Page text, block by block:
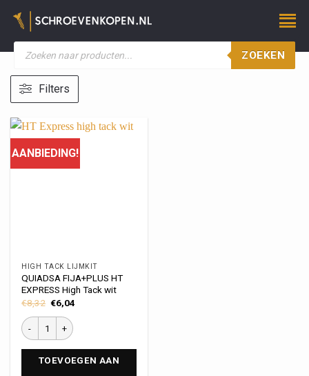
ZOEKEN
Filters
AANBIEDING!
HIGH TACK LIJMKIT
QUIADSA FIJA+PLUS HT
EXPRESS High Tack wit
€8,32 €6,04
TOEVOEGEN AAN